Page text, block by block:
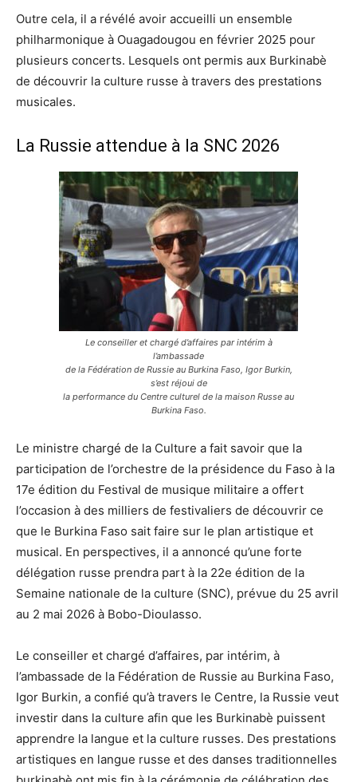
Outre cela, il a révélé avoir accueilli un ensemble
philharmonique à Ouagadougou en février 2025 pour
plusieurs concerts. Lesquels ont permis aux Burkinabè
de découvrir la culture russe à travers des prestations
musicales.
La Russie attendue à la SNC 2026
Le conseiller et chargé d’affaires par intérim à
l’ambassade
de la Fédération de Russie au Burkina Faso, Igor Burkin,
s’est réjoui de
la performance du Centre culturel de la maison Russe au
Burkina Faso.
Le ministre chargé de la Culture a fait savoir que la
participation de l’orchestre de la présidence du Faso à la
17e édition du Festival de musique militaire a offert
l’occasion à des milliers de festivaliers de découvrir ce
que le Burkina Faso sait faire sur le plan artistique et
musical. En perspectives, il a annoncé qu’une forte
délégation russe prendra part à la 22e édition de la
Semaine nationale de la culture (SNC), prévue du 25 avril
au 2 mai 2026 à Bobo-Dioulasso.
Le conseiller et chargé d’affaires, par intérim, à
l’ambassade de la Fédération de Russie au Burkina Faso,
Igor Burkin, a confié qu’à travers le Centre, la Russie veut
investir dans la culture afin que les Burkinabè puissent
apprendre la langue et la culture russes. Des prestations
artistiques en langue russe et des danses traditionnelles